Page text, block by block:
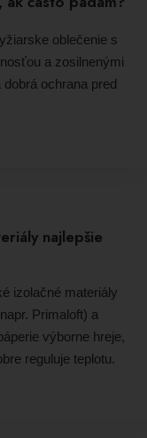
oblečenie s
a zosilnenými
ochrana pred
najlepšie
izolačné materiály
Primaloft) a
výborne hreje,
reguluje teplotu.